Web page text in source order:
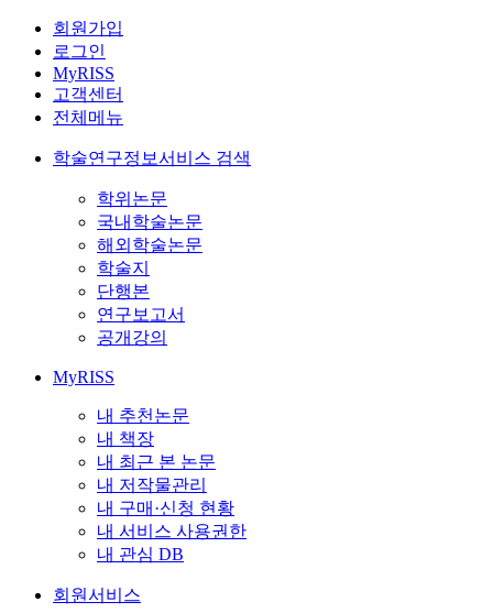
회원가입
로그인
MyRISS
고객센터
전체메뉴
학술연구정보서비스 검색
학위논문
국내학술논문
해외학술논문
학술지
단행본
연구보고서
공개강의
MyRISS
내 추천논문
내 책장
내 최근 본 논문
내 저작물관리
내 구매·신청 현황
내 서비스 사용권한
내 관심 DB
회원서비스